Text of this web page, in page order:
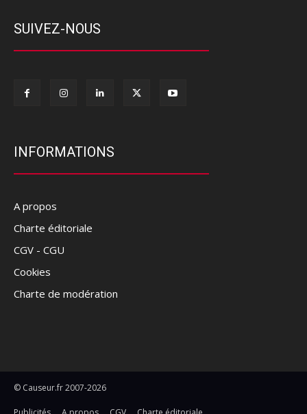
SUIVEZ-NOUS
INFORMATIONS
A propos
Charte éditoriale
CGV - CGU
Cookies
Charte de modération
© Causeur.fr 2007-2026